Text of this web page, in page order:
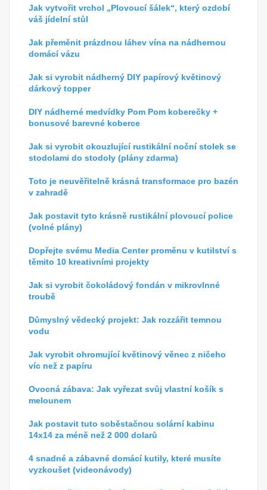
Jak vytvořit vrchol „Plovoucí šálek“, který ozdobí
váš jídelní stůl
Jak přeměnit prázdnou láhev vína na nádhernou
domácí vázu
Jak si vyrobit nádherný DIY papírový květinový
dárkový topper
DIY nádherné medvídky Pom Pom koberečky +
bonusové barevné koberce
Jak si vyrobit okouzlující rustikální noční stolek se
stodolami do stodoly (plány zdarma)
Toto je neuvěřitelně krásná transformace pro bazén
v zahradě
Jak postavit tyto krásně rustikální plovoucí police
(volné plány)
Dopřejte svému Media Center proměnu v kutilství s
těmito 10 kreativními projekty
Jak si vyrobit čokoládový fondán v mikrovlnné
troubě
Důmyslný vědecký projekt: Jak rozzářit temnou
vodu
Jak vyrobit ohromující květinový věnec z ničeho
víc než z papíru
Ovocná zábava: Jak vyřezat svůj vlastní košík s
melounem
Jak postavit tuto soběstačnou solární kabinu
14x14 za méně než 2 000 dolarů
4 snadné a zábavné domácí kutily, které musíte
vyzkoušet (videonávody)